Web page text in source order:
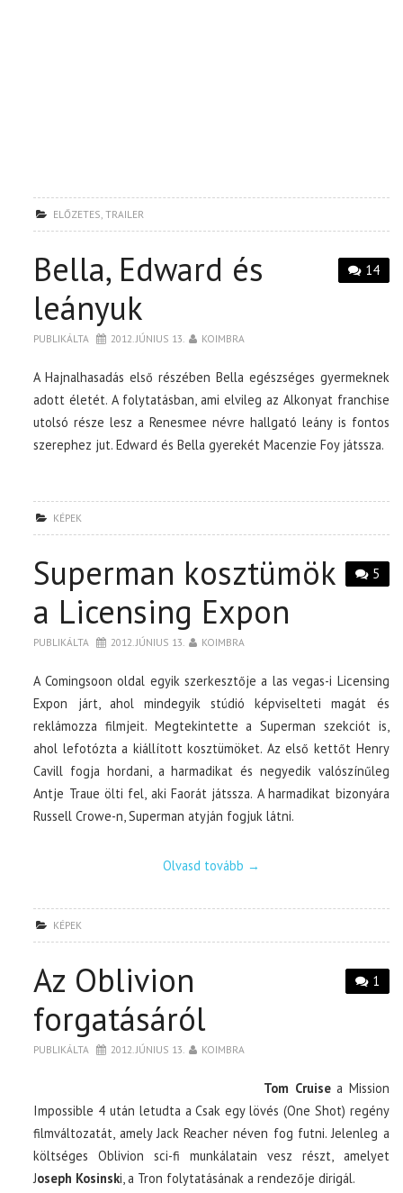
ELŐZETES ,TRAILER
14
Bella, Edward és
leányuk
PUBLIKÁLTA 2012. JÚNIUS 13. KOIMBRA
A Hajnalhasadás első részében Bella egészséges gyermeknek
adott életét. A folytatásban, ami elvileg az Alkonyat franchise
utolsó része lesz a Renesmee névre hallgató leány is fontos
szerephez jut. Edward és Bella gyerekét Macenzie Foy játssza.
KÉPEK
5
Superman kosztümök
a Licensing Expon
PUBLIKÁLTA 2012. JÚNIUS 13. KOIMBRA
A Comingsoon oldal egyik szerkesztője a las vegas-i Licensing
Expon járt, ahol mindegyik stúdió képviselteti magát és
reklámozza filmjeit. Megtekintette a Superman szekciót is,
ahol lefotózta a kiállított kosztümöket. Az első kettőt Henry
Cavill fogja hordani, a harmadikat és negyedik valószínűleg
Antje Traue ölti fel, aki Faorát játssza. A harmadikat bizonyára
Russell Crowe-n, Superman atyján fogjuk látni.
Olvasd tovább →
KÉPEK
1
Az Oblivion
forgatásáról
PUBLIKÁLTA 2012. JÚNIUS 13. KOIMBRA
Tom Cruisea Mission
Impossible 4 után letudta a Csak egy lövés (One Shot) regény
filmváltozatát, amely Jack Reacher néven fog futni. Jelenleg a
költséges Oblivion sci-fi munkálatain vesz részt, amelyet
Joseph Kosinski, a Tron folytatásának a rendezője dirigál.